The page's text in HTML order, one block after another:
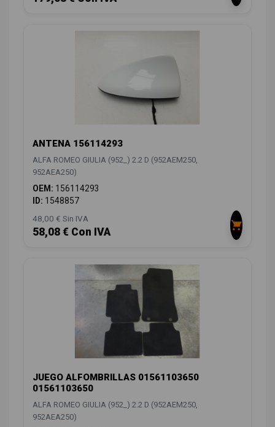
ANTENA 156114293
ALFA ROMEO GIULIA (952_) 2.2 D (952AEM250,
952AEA250)
OEM: 156114293
ID: 1548857
48,00 € Sin IVA
58,08 € Con IVA
JUEGO ALFOMBRILLAS 01561103650
01561103650
ALFA ROMEO GIULIA (952_) 2.2 D (952AEM250,
952AEA250)